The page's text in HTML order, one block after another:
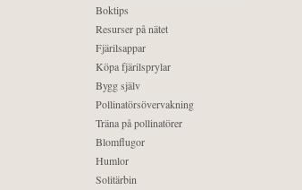
Boktips
Resurser på nätet
Fjärilsappar
Köpa fjärilsprylar
Bygg själv
Pollinatörsövervakning
Träna på pollinatörer
Blomflugor
Humlor
Solitärbin